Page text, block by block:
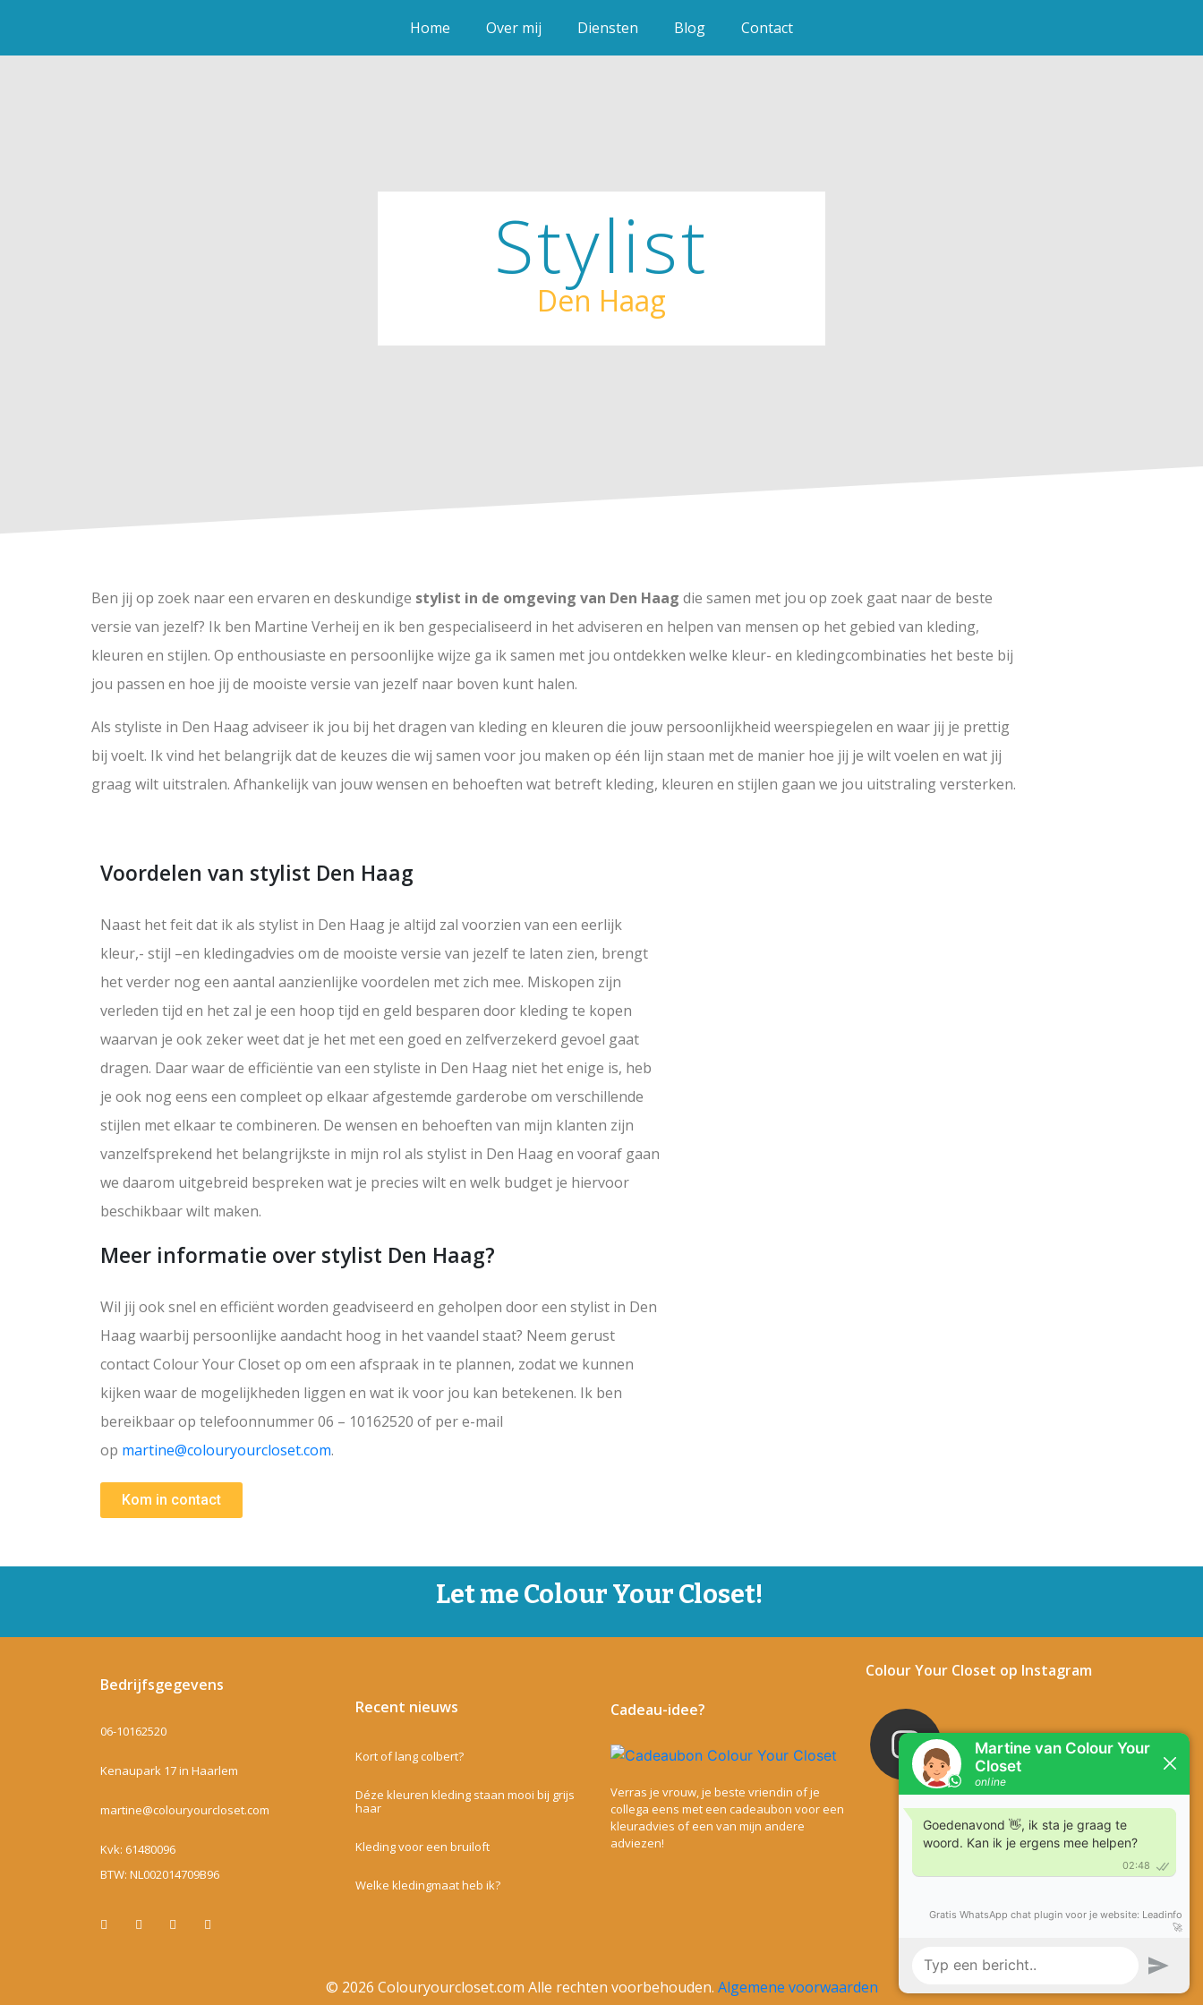
Home Over mij Diensten Blog Contact
Stylist
Den Haag
Ben jij op zoek naar een ervaren en deskundige stylist in de omgeving van Den Haag die samen met jou op zoek gaat naar de beste
versie van jezelf? Ik ben Martine Verheij en ik ben gespecialiseerd in het adviseren en helpen van mensen op het gebied van kleding,
kleuren en stijlen. Op enthousiaste en persoonlijke wijze ga ik samen met jou ontdekken welke kleur- en kledingcombinaties het beste bij
jou passen en hoe jij de mooiste versie van jezelf naar boven kunt halen.
Als styliste in Den Haag adviseer ik jou bij het dragen van kleding en kleuren die jouw persoonlijkheid weerspiegelen en waar jij je prettig
bij voelt. Ik vind het belangrijk dat de keuzes die wij samen voor jou maken op één lijn staan met de manier hoe jij je wilt voelen en wat jij
graag wilt uitstralen. Afhankelijk van jouw wensen en behoeften wat betreft kleding, kleuren en stijlen gaan we jou uitstraling versterken.
Voordelen van stylist Den Haag
Naast het feit dat ik als stylist in Den Haag je altijd zal voorzien van een eerlijk
kleur,- stijl –en kledingadvies om de mooiste versie van jezelf te laten zien, brengt
het verder nog een aantal aanzienlijke voordelen met zich mee. Miskopen zijn
verleden tijd en het zal je een hoop tijd en geld besparen door kleding te kopen
waarvan je ook zeker weet dat je het met een goed en zelfverzekerd gevoel gaat
dragen. Daar waar de efficiëntie van een styliste in Den Haag niet het enige is, heb
je ook nog eens een compleet op elkaar afgestemde garderobe om verschillende
stijlen met elkaar te combineren. De wensen en behoeften van mijn klanten zijn
vanzelfsprekend het belangrijkste in mijn rol als stylist in Den Haag en vooraf gaan
we daarom uitgebreid bespreken wat je precies wilt en welk budget je hiervoor
beschikbaar wilt maken.
Meer informatie over stylist Den Haag?
Wil jij ook snel en efficiënt worden geadviseerd en geholpen door een stylist in Den
Haag waarbij persoonlijke aandacht hoog in het vaandel staat? Neem gerust
contact Colour Your Closet op om een afspraak in te plannen, zodat we kunnen
kijken waar de mogelijkheden liggen en wat ik voor jou kan betekenen. Ik ben
bereikbaar op telefoonnummer 06 – 10162520 of per e-mail
op martine@colouryourcloset.com.
Kom in contact
Let me Colour Your Closet!
Bedrijfsgegevens
06-10162520
Kenaupark 17 in Haarlem
martine@colouryourcloset.com
Kvk: 61480096
BTW: NL002014709B96
Recent nieuws
Kort of lang colbert?
Déze kleuren kleding staan mooi bij grijs
haar
Kleding voor een bruiloft
Welke kledingmaat heb ik?
Cadeau-idee?
Verras je vrouw, je beste vriendin of je
collega eens met een cadeaubon voor een
kleuradvies of een van mijn andere
adviezen!
Colour Your Closet op Instagram
colouryourcloset
Volg op Instagram
© 2026 Colouryourcloset.com Alle rechten voorbehouden. Algemene voorwaarden